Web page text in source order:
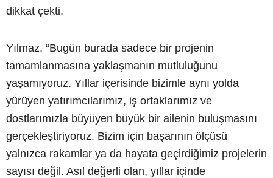
dikkat çekti.
Yılmaz, “Bugün burada sadece bir projenin
tamamlanmasına yaklaşmanın mutluluğunu
yaşamıyoruz. Yıllar içerisinde bizimle aynı yolda
yürüyen yatırımcılarımız, iş ortaklarımız ve
dostlarımızla büyüyen büyük bir ailenin buluşmasını
gerçekleştiriyoruz. Bizim için başarının ölçüsü
yalnızca rakamlar ya da hayata geçirdiğimiz projelerin
sayısı değil. Asıl değerli olan, yıllar içinde